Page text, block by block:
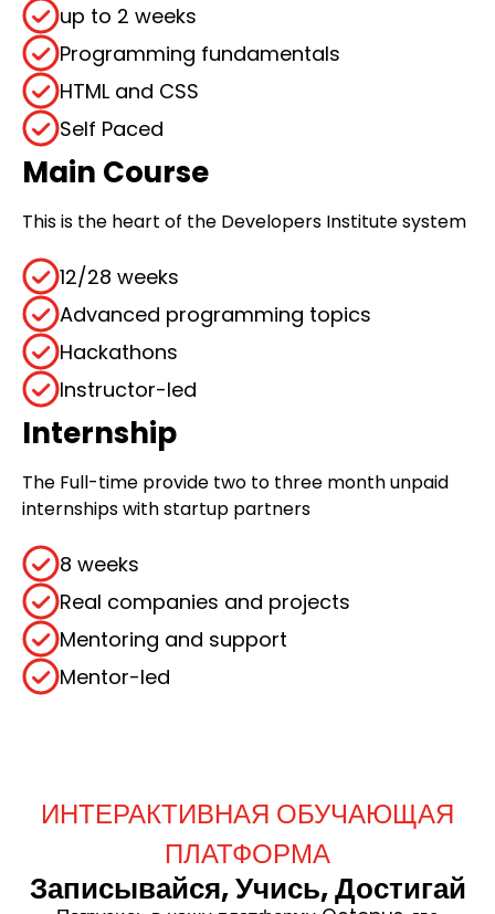
up to 2 weeks
Programming fundamentals
HTML and CSS
Self Paced
Main Course
This is the heart of the Developers Institute system
12/28 weeks
Advanced programming topics
Hackathons
Instructor-led
Internship
The Full-time provide two to three month unpaid
internships with startup partners
8 weeks
Real companies and projects
Mentoring and support
Mentor-led
ИНТЕРАКТИВНАЯ ОБУЧАЮЩАЯ
ПЛАТФОРМА
Записывайся, Учись, Достигай